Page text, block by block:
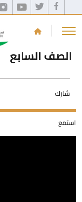
الصف السابع
شارك
استمع